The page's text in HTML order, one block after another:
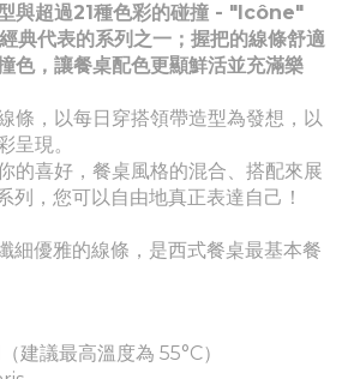
與超過21種色彩的碰撞 - "Icône"
典代表的系列之一；握把的線條舒適
色，讓餐桌配色更顯鮮活並充滿樂
條，以每日穿搭領帶造型為發想，以
呈現。
的喜好，餐桌風格的混合、搭配來展
列，您可以自由地真正表達自己！
細優雅的線條，是西式餐桌最基本餐
建議最高溫度為 55°C）